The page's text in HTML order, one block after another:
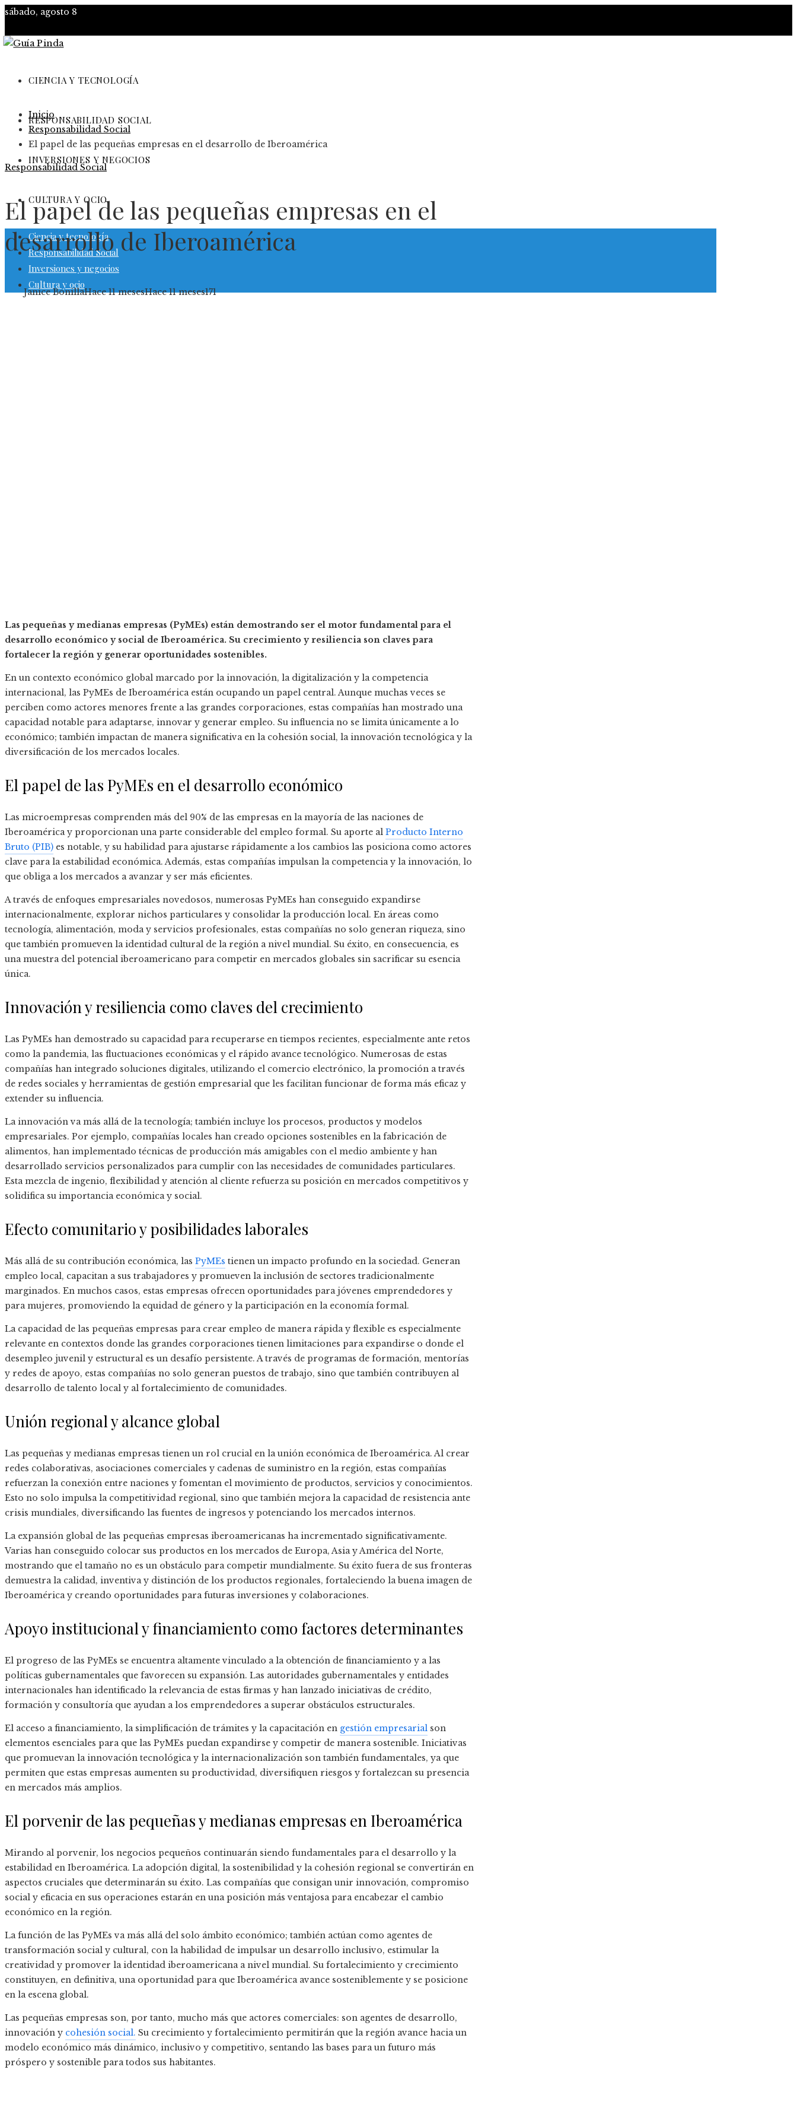
sábado, agosto 8
CIENCIA Y TECNOLOGÍA
RESPONSABILIDAD SOCIAL
INVERSIONES Y NEGOCIOS
CULTURA Y OCIO
Ciencia y tecnología
Responsabilidad Social
Inversiones y negocios
Cultura y ocio
Inicio
Responsabilidad Social
El papel de las pequeñas empresas en el desarrollo de Iberoamérica
Responsabilidad Social
El papel de las pequeñas empresas en el
desarrollo de Iberoamérica
Janice BonillaHace 11 mesesHace 11 meses171
Las pequeñas y medianas empresas (PyMEs) están demostrando ser el motor fundamental para el
desarrollo económico y social de Iberoamérica. Su crecimiento y resiliencia son claves para
fortalecer la región y generar oportunidades sostenibles.
En un contexto económico global marcado por la innovación, la digitalización y la competencia
internacional, las PyMEs de Iberoamérica están ocupando un papel central. Aunque muchas veces se
perciben como actores menores frente a las grandes corporaciones, estas compañías han mostrado una
capacidad notable para adaptarse, innovar y generar empleo. Su influencia no se limita únicamente a lo
económico; también impactan de manera significativa en la cohesión social, la innovación tecnológica y la
diversificación de los mercados locales.
El papel de las PyMEs en el desarrollo económico
Las microempresas comprenden más del 90% de las empresas en la mayoría de las naciones de
Iberoamérica y proporcionan una parte considerable del empleo formal. Su aporte al Producto Interno
Bruto (PIB) es notable, y su habilidad para ajustarse rápidamente a los cambios las posiciona como actores
clave para la estabilidad económica. Además, estas compañías impulsan la competencia y la innovación, lo
que obliga a los mercados a avanzar y ser más eficientes.
A través de enfoques empresariales novedosos, numerosas PyMEs han conseguido expandirse
internacionalmente, explorar nichos particulares y consolidar la producción local. En áreas como
tecnología, alimentación, moda y servicios profesionales, estas compañías no solo generan riqueza, sino
que también promueven la identidad cultural de la región a nivel mundial. Su éxito, en consecuencia, es
una muestra del potencial iberoamericano para competir en mercados globales sin sacrificar su esencia
única.
Innovación y resiliencia como claves del crecimiento
Las PyMEs han demostrado su capacidad para recuperarse en tiempos recientes, especialmente ante retos
como la pandemia, las fluctuaciones económicas y el rápido avance tecnológico. Numerosas de estas
compañías han integrado soluciones digitales, utilizando el comercio electrónico, la promoción a través
de redes sociales y herramientas de gestión empresarial que les facilitan funcionar de forma más eficaz y
extender su influencia.
La innovación va más allá de la tecnología; también incluye los procesos, productos y modelos
empresariales. Por ejemplo, compañías locales han creado opciones sostenibles en la fabricación de
alimentos, han implementado técnicas de producción más amigables con el medio ambiente y han
desarrollado servicios personalizados para cumplir con las necesidades de comunidades particulares.
Esta mezcla de ingenio, flexibilidad y atención al cliente refuerza su posición en mercados competitivos y
solidifica su importancia económica y social.
Efecto comunitario y posibilidades laborales
Más allá de su contribución económica, las PyMEs tienen un impacto profundo en la sociedad. Generan
empleo local, capacitan a sus trabajadores y promueven la inclusión de sectores tradicionalmente
marginados. En muchos casos, estas empresas ofrecen oportunidades para jóvenes emprendedores y
para mujeres, promoviendo la equidad de género y la participación en la economía formal.
La capacidad de las pequeñas empresas para crear empleo de manera rápida y flexible es especialmente
relevante en contextos donde las grandes corporaciones tienen limitaciones para expandirse o donde el
desempleo juvenil y estructural es un desafío persistente. A través de programas de formación, mentorías
y redes de apoyo, estas compañías no solo generan puestos de trabajo, sino que también contribuyen al
desarrollo de talento local y al fortalecimiento de comunidades.
Unión regional y alcance global
Las pequeñas y medianas empresas tienen un rol crucial en la unión económica de Iberoamérica. Al crear
redes colaborativas, asociaciones comerciales y cadenas de suministro en la región, estas compañías
refuerzan la conexión entre naciones y fomentan el movimiento de productos, servicios y conocimientos.
Esto no solo impulsa la competitividad regional, sino que también mejora la capacidad de resistencia ante
crisis mundiales, diversificando las fuentes de ingresos y potenciando los mercados internos.
La expansión global de las pequeñas empresas iberoamericanas ha incrementado significativamente.
Varias han conseguido colocar sus productos en los mercados de Europa, Asia y América del Norte,
mostrando que el tamaño no es un obstáculo para competir mundialmente. Su éxito fuera de sus fronteras
demuestra la calidad, inventiva y distinción de los productos regionales, fortaleciendo la buena imagen de
Iberoamérica y creando oportunidades para futuras inversiones y colaboraciones.
Apoyo institucional y financiamiento como factores determinantes
El progreso de las PyMEs se encuentra altamente vinculado a la obtención de financiamiento y a las
políticas gubernamentales que favorecen su expansión. Las autoridades gubernamentales y entidades
internacionales han identificado la relevancia de estas firmas y han lanzado iniciativas de crédito,
formación y consultoría que ayudan a los emprendedores a superar obstáculos estructurales.
El acceso a financiamiento, la simplificación de trámites y la capacitación en gestión empresarial son
elementos esenciales para que las PyMEs puedan expandirse y competir de manera sostenible. Iniciativas
que promuevan la innovación tecnológica y la internacionalización son también fundamentales, ya que
permiten que estas empresas aumenten su productividad, diversifiquen riesgos y fortalezcan su presencia
en mercados más amplios.
El porvenir de las pequeñas y medianas empresas en Iberoamérica
Mirando al porvenir, los negocios pequeños continuarán siendo fundamentales para el desarrollo y la
estabilidad en Iberoamérica. La adopción digital, la sostenibilidad y la cohesión regional se convertirán en
aspectos cruciales que determinarán su éxito. Las compañías que consigan unir innovación, compromiso
social y eficacia en sus operaciones estarán en una posición más ventajosa para encabezar el cambio
económico en la región.
La función de las PyMEs va más allá del solo ámbito económico; también actúan como agentes de
transformación social y cultural, con la habilidad de impulsar un desarrollo inclusivo, estimular la
creatividad y promover la identidad iberoamericana a nivel mundial. Su fortalecimiento y crecimiento
constituyen, en definitiva, una oportunidad para que Iberoamérica avance sosteniblemente y se posicione
en la escena global.
Las pequeñas empresas son, por tanto, mucho más que actores comerciales: son agentes de desarrollo,
innovación y cohesión social. Su crecimiento y fortalecimiento permitirán que la región avance hacia un
modelo económico más dinámico, inclusivo y competitivo, sentando las bases para un futuro más
próspero y sostenible para todos sus habitantes.